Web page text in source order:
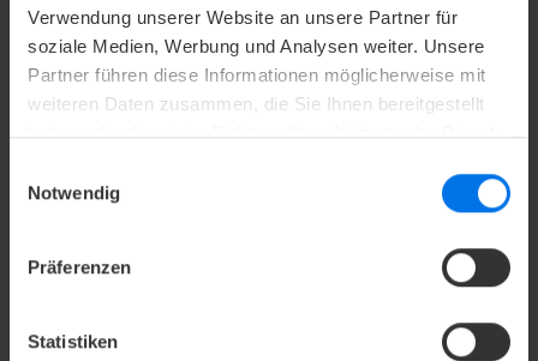
Verwendung unserer Website an unsere Partner für
soziale Medien, Werbung und Analysen weiter. Unsere
Partner führen diese Informationen möglicherweise mit
weiteren Daten zusammen, die Sie Ihnen bereitgestellt
haben oder die sie im Rahmen Ihrer Nutzung der Dienste
Notwendig
Präferenzen
Statistiken
TAGEN & FEIERN
Wir führen Ihre Veranstaltung zum Erfolg: Von der